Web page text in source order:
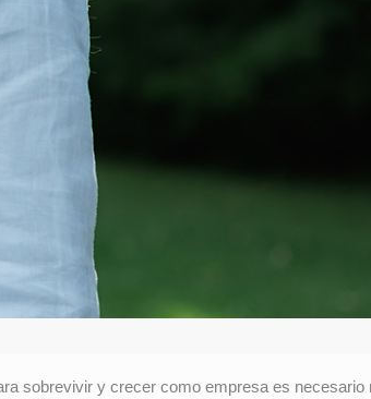
sobrevivir y crecer como empresa es necesario